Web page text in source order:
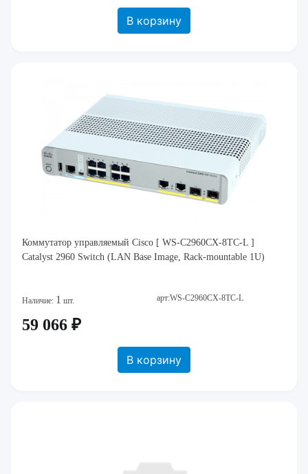
В корзину
Коммутатор управляемый Cisco [ WS-C2960CX-8TC-L ]
Catalyst 2960 Switch (LAN Base Image, Rack-mountable 1U)
Наличие: 1 шт. арт:WS-C2960CX-8TC-L
59 066 ₽
В корзину